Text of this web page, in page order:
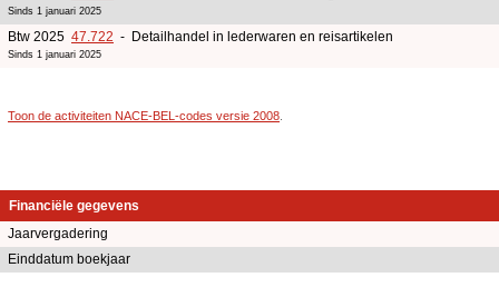
Sinds 1 januari 2025
Btw 2025 47.722 - Detailhandel in lederwaren en reisartikelen
Sinds 1 januari 2025
Toon de activiteiten NACE-BEL-codes versie 2008
Financiële gegevens
Jaarvergadering
Einddatum boekjaar